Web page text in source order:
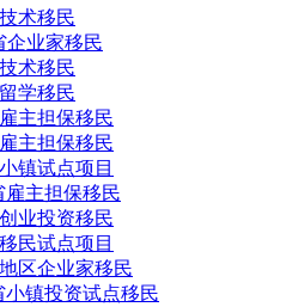
术移民
企业家移民
术移民
学移民
主担保移民
主担保移民
镇试点项目
雇主担保移民
业投资移民
民试点项目
区企业家移民
小镇投资试点移民